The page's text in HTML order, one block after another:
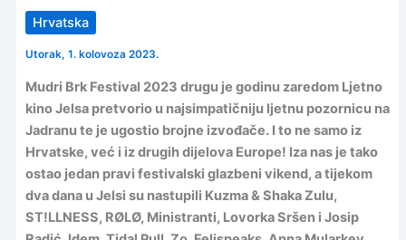
Hrvatska
Utorak, 1. kolovoza 2023.
Mudri Brk Festival 2023 drugu je godinu zaredom Ljetno
kino Jelsa pretvorio u najsimpatičniju ljetnu pozornicu na
Jadranu te je ugostio brojne izvođače. I to ne samo iz
Hrvatske, već i iz drugih dijelova Europe! Iza nas je tako
ostao jedan pravi festivalski glazbeni vikend, a tijekom
dva dana u Jelsi su nastupili Kuzma & Shaka Zulu,
ST!LLNESS, RØLØ, Ministranti, Lovorka Sršen i Josip